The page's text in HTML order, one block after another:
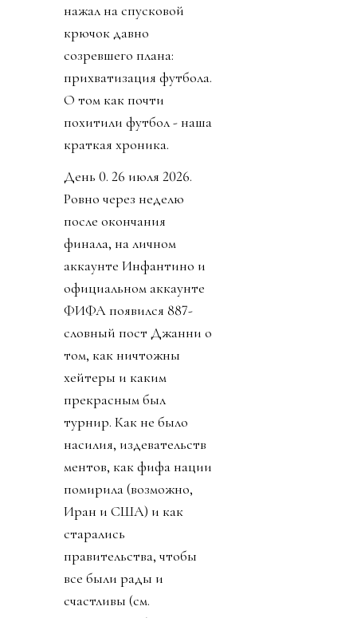
нажал на спусковой
крючок давно
созревшего плана:
прихватизация футбола.
О том как почти
похитили футбол - наша
краткая хроника.
День 0. 26 июля 2026.
Ровно через неделю
после окончания
финала, на личном
аккаунте Инфантино и
официальном аккаунте
ФИФА появился 887-
словный пост Джанни о
том, как ничтожны
хейтеры и каким
прекрасным был
турнир. Как не было
насилия, издевательств
ментов, как фифа нации
помирила (возможно,
Иран и США) и как
старались
правительства, чтобы
все были рады и
счастливы (см.